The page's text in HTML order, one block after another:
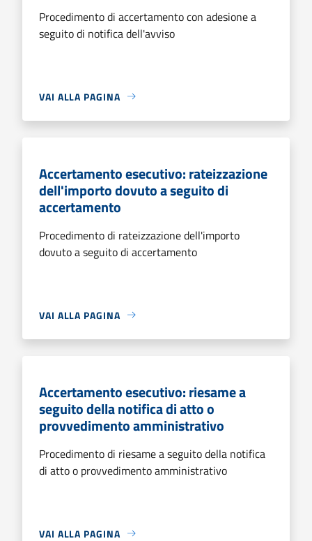
Procedimento di accertamento con adesione a
seguito di notifica dell'avviso
VAI ALLA PAGINA
Accertamento esecutivo: rateizzazione
dell'importo dovuto a seguito di
accertamento
Procedimento di rateizzazione dell'importo
dovuto a seguito di accertamento
VAI ALLA PAGINA
Accertamento esecutivo: riesame a
seguito della notifica di atto o
provvedimento amministrativo
Procedimento di riesame a seguito della notifica
di atto o provvedimento amministrativo
VAI ALLA PAGINA